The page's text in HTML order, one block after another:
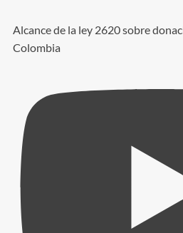
Alcance de la ley 2620 sobre
Colombia